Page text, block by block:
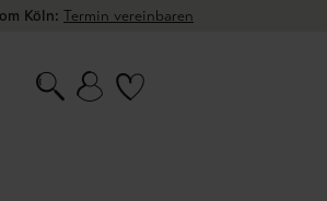
Köln: Termin vereinbaren